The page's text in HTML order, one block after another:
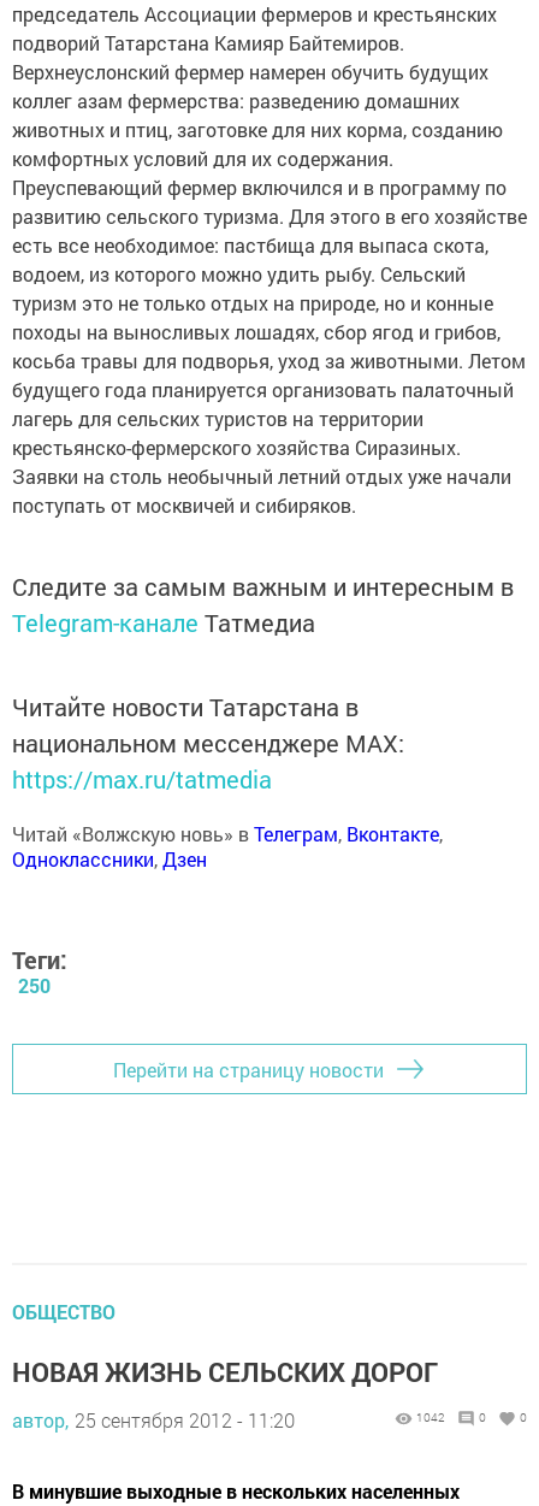
председатель Ассоциации фермеров и крестьянских
подворий Татарстана Камияр Байтемиров.
Верхнеуслонский фермер намерен обучить будущих
коллег азам фермерства: разведению домашних
животных и птиц, заготовке для них корма, созданию
комфортных условий для их содержания.
Преуспевающий фермер включился и в программу по
развитию сельского туризма. Для этого в его хозяйстве
есть все необходимое: пастбища для выпаса скота,
водоем, из которого можно удить рыбу. Сельский
туризм это не только отдых на природе, но и конные
походы на выносливых лошадях, сбор ягод и грибов,
косьба травы для подворья, уход за животными. Летом
будущего года планируется организовать палаточный
лагерь для сельских туристов на территории
крестьянско-фермерского хозяйства Сиразиных.
Заявки на столь необычный летний отдых уже начали
поступать от москвичей и сибиряков.
Следите за самым важным и интересным в
Telegram-канале Татмедиа
Читайте новости Татарстана в
национальном мессенджере MАХ:
https://max.ru/tatmedia
Читай «Волжскую новь» вТелеграм, Вконтакте,
Одноклассники,Дзен
Теги:
250
Перейти на страницу новости
ОБЩЕСТВО
НОВАЯ ЖИЗНЬ СЕЛЬСКИХ ДОРОГ
автор, 25 сентября 2012 - 11:20 1042 0 0
В минувшие выходные в нескольких населенных